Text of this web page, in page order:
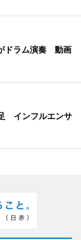
ドラム演奏 動画
インフルエンサ